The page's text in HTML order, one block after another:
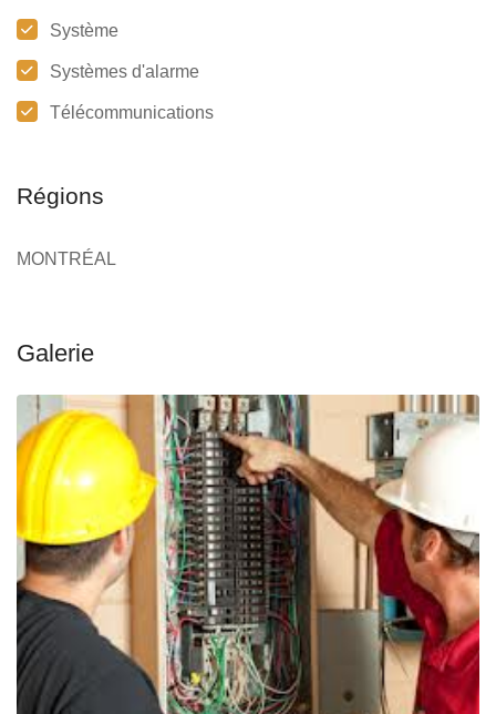
Système
Systèmes d'alarme
Télécommunications
Régions
MONTRÉAL